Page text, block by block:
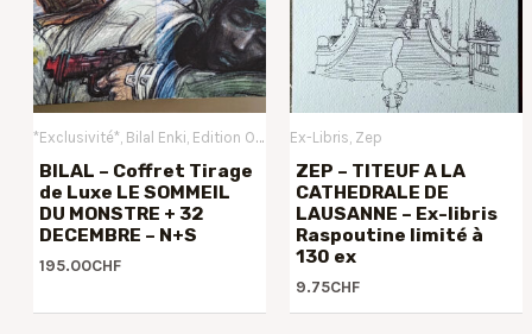
*Exclusivité* Bilal Enki Edition Originale Tirages de Luxe
BILAL – Coffret Tirage
de Luxe LE SOMMEIL
DU MONSTRE + 32
DECEMBRE – N+S
195.00CHF
Ex-Libris Zep
ZEP – TITEUF A LA
CATHEDRALE DE
LAUSANNE – Ex-libris
Raspoutine limité à
130 ex
9.75CHF